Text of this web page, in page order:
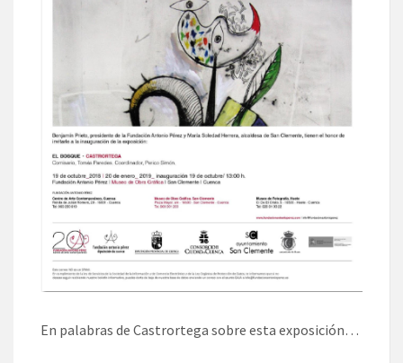
En palabras de Castrortega sobre esta exposición…